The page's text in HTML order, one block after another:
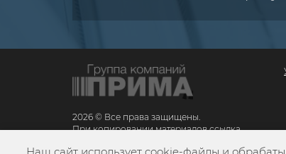
2026 © Все права защищены.
При копировании материалов ссылка